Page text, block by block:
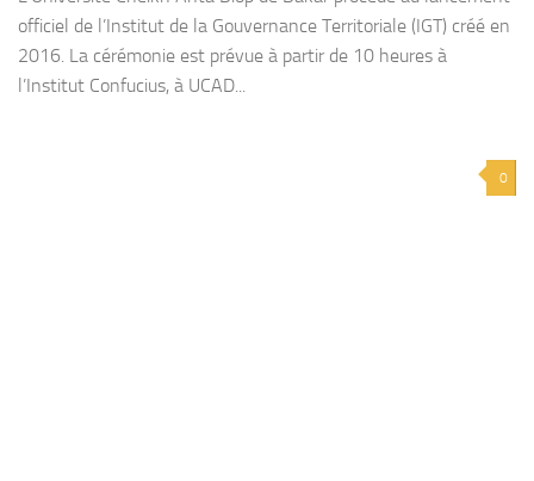
officiel de l’Institut de la Gouvernance Territoriale (IGT) créé en
2016. La cérémonie est prévue à partir de 10 heures à
l’Institut Confucius, à UCAD...
0